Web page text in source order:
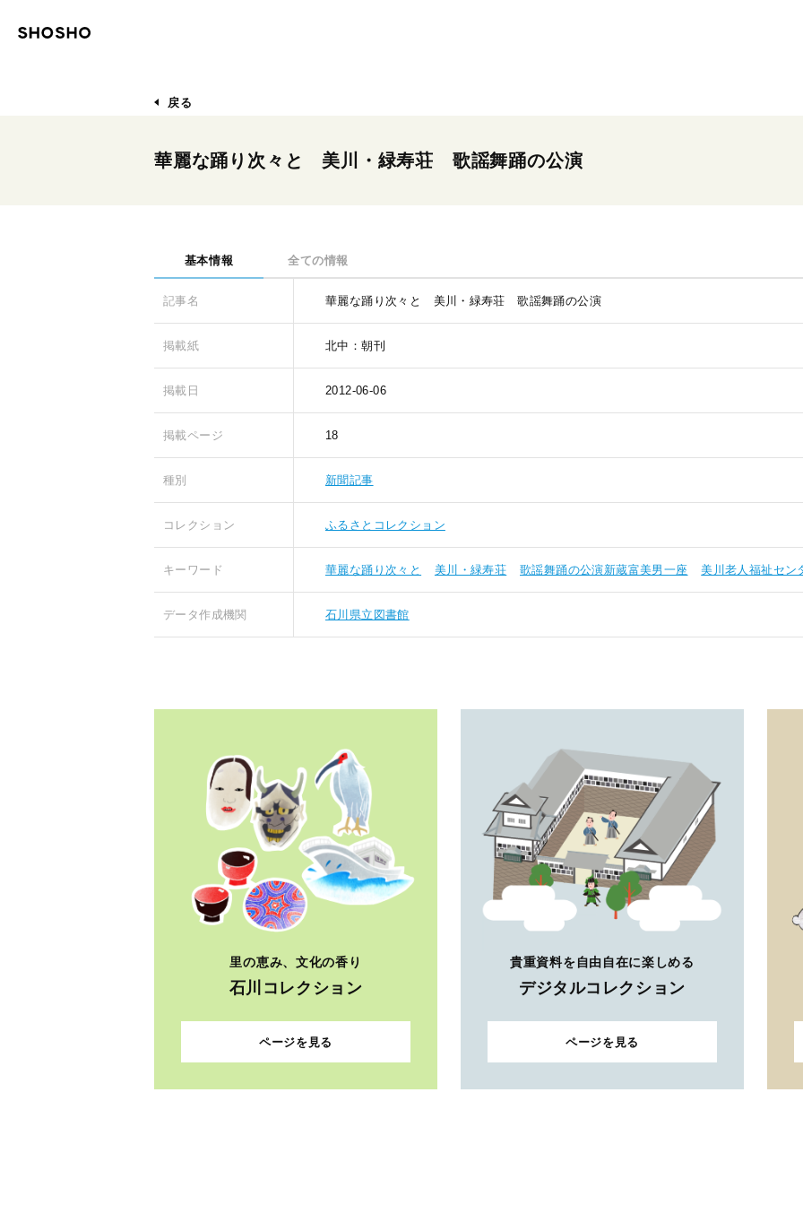
戻る
華麗な踊り次々と 美川・緑寿荘 歌謡舞踊の公演
基本情報 全ての情報
記事名 華麗な踊り次々と 美川・緑寿荘 歌謡舞踊の公演
掲載紙 北中：朝刊
掲載日 2012-06-06
掲載ページ 18
種別 新聞記事
コレクション ふるさとコレクション
キーワード 華麗な踊り次々と 美川・緑寿荘 歌謡舞踊の公演新蔵富美男一座 美川老人福祉セン
データ作成機関 石川県立図書館
里の恵み、文化の香り
石川コレクション
ページを見る
貴重資料を自由自在に楽しめる
デジタルコレクション
ページを見る